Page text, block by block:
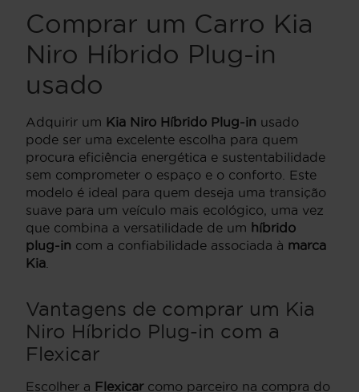
Comprar um Carro Kia
Niro Híbrido Plug-in
usado
Adquirir um Kia Niro Híbrido Plug-in usado
pode ser uma excelente escolha para quem
procura eficiência energética e sustentabilidade
sem comprometer o espaço e o conforto. Este
modelo é ideal para quem deseja uma transição
suave para um veículo mais ecológico, uma vez
que combina a versatilidade de um híbrido
plug-in com a confiabilidade associada à marca
Kia
Vantagens de comprar um Kia
Niro Híbrido Plug-in com a
Flexicar
Escolher a Flexicarcomo parceiro na compra do